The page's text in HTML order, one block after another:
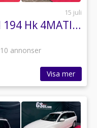
15 juli
Mercedes-Benz C 220 d 194 Hk 4MATIC 9G AMG
10 annonser
Visa mer